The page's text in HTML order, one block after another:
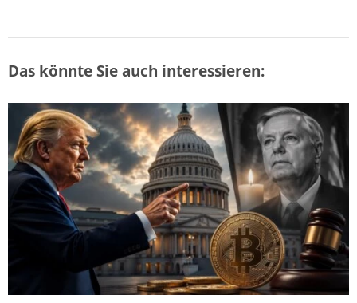
Das könnte Sie auch interessieren: